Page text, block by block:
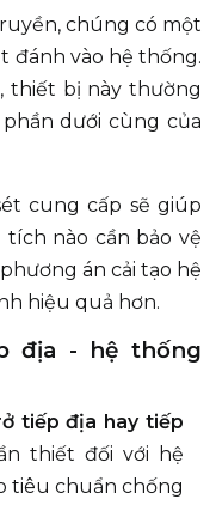
chúng có một
đánh vào hệ thống.
thiết bị này thường
dưới cùng của
cung cấp sẽ giúp
nào cần bảo vệ
án cải tạo hệ
hiệu quả hơn.
địa - hệ thống
tiếp địa hay tiếp
thiết đối với hệ
tiêu chuẩn chống